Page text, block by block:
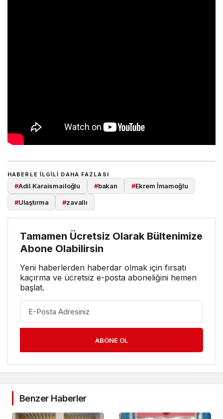
HABERLE ILGILI DAHA FAZLASI
#Adil Karaismailoğlu #bakan #Ekrem İmamoğlu
#Ulaştırma #zavallı
Tamamen Ücretsiz Olarak Bültenimize
Abone Olabilirsin
Yeni haberlerden haberdar olmak için fırsatı
kaçırma ve ücretsiz e-posta aboneliğini hemen
başlat.
ABONE OL
Benzer Haberler